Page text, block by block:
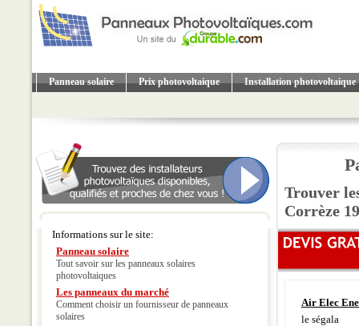
Panneau solaire Prix photovoltaique Installation photovoltaique
Informations sur le site:
Panneau solaire
Tout savoir sur les panneaux solaires
photovoltaiques
Les panneaux du marché
Comment choisir un fournisseur de panneaux
solaires
Trouver
Corrèze 19
Air Elec
le ségala